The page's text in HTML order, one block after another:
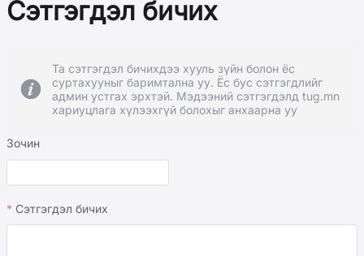
Сэтгэгдэл бичих
Та сэтгэгдэл бичихдээ хууль зүйн болон ёс
суртахууныг баримтална уу. Ёс бус сэтгэгдлийг
админ устгах эрхтэй. Мэдээний сэтгэгдэлд tug.mn
хариуцлага хүлээхгүй болохыг анхаарна уу
Зочин
Сэтгэгдэл бичих